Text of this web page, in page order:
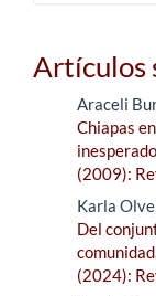
Artículos
Araceli
Chiapas
(2009):
Karla
Del
(2024):